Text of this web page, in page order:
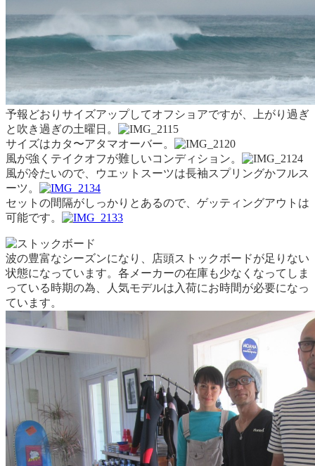
予報どおりサイズアップしてオフショアですが、上がり過ぎ
と吹き過ぎの土曜日。
サイズはカタ〜アタマオーバー。
風が強くテイクオフが難しいコンディション。
風が冷たいので、ウエットスーツは長袖スプリングかフルス
ーツ。
セットの間隔がしっかりとあるので、ゲッティングアウトは
可能です。
波の豊富なシーズンになり、店頭ストックボードが足りない
状態になっています。各メーカーの在庫も少なくなってしま
っている時期の為、人気モデルは入荷にお時間が必要になっ
ています。